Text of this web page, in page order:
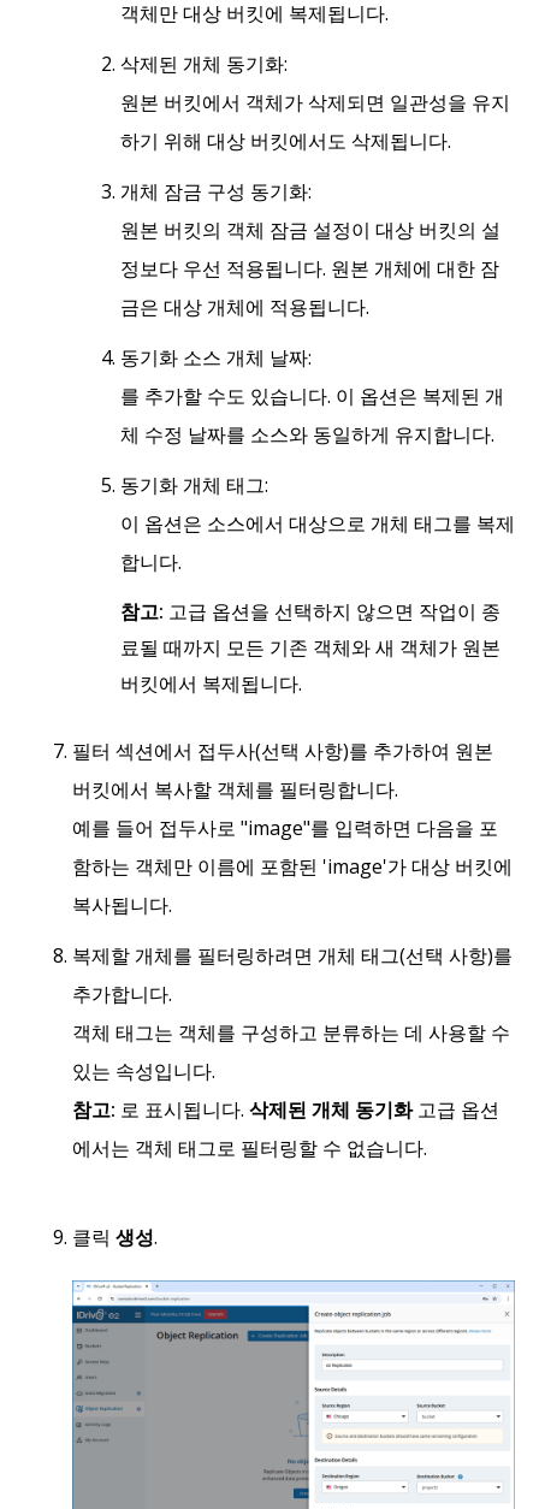
객체만 대상 버킷에 복제됩니다.
삭제된 개체 동기화:
원본 버킷에서 객체가 삭제되면 일관성을 유지
하기 위해 대상 버킷에서도 삭제됩니다.
개체 잠금 구성 동기화:
원본 버킷의 객체 잠금 설정이 대상 버킷의 설
정보다 우선 적용됩니다. 원본 개체에 대한 잠
금은 대상 개체에 적용됩니다.
동기화 소스 개체 날짜:
를 추가할 수도 있습니다. 이 옵션은 복제된 개
체 수정 날짜를 소스와 동일하게 유지합니다.
동기화 개체 태그:
이 옵션은 소스에서 대상으로 개체 태그를 복제
합니다.
참고: 고급 옵션을 선택하지 않으면 작업이 종
료될 때까지 모든 기존 객체와 새 객체가 원본
버킷에서 복제됩니다.
필터 섹션에서 접두사(선택 사항)를 추가하여 원본
버킷에서 복사할 객체를 필터링합니다.
예를 들어 접두사로 "image"를 입력하면 다음을 포
함하는 객체만 이름에 포함된 'image'가 대상 버킷에
복사됩니다.
복제할 개체를 필터링하려면 개체 태그(선택 사항)를
추가합니다.
객체 태그는 객체를 구성하고 분류하는 데 사용할 수
있는 속성입니다.
참고: 로 표시됩니다. 삭제된 개체 동기화고급 옵션
에서는 객체 태그로 필터링할 수 없습니다.
클릭 생성.